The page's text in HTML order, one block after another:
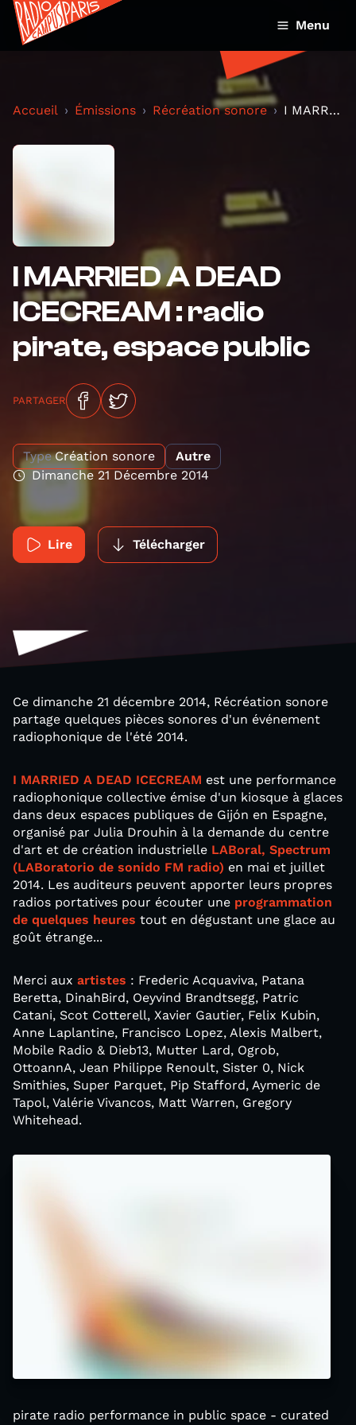
Menu
Accueil Émissions Récréation sonore I MARRIED A DEAD ICECREAM : radio pirate, espace p...
I MARRIED A DEAD
ICECREAM : radio
pirate, espace public
PARTAGER
Type Création sonore
Autre
Dimanche 21 Décembre 2014
Lire Télécharger
Ce dimanche 21 décembre 2014, Récréation sonore
partage quelques pièces sonores d'un événement
radiophonique de l'été 2014.
I MARRIED A DEAD ICECREAM est une performance
radiophonique collective émise d'un kiosque à glaces
dans deux espaces publiques de Gijón en Espagne,
organisé par Julia Drouhin à la demande du centre
d'art et de création industrielle LABoral, Spectrum
(LABoratorio de sonido FM radio) en mai et juillet
2014. Les auditeurs peuvent apporter leurs propres
radios portatives pour écouter une programmation
de quelques heures tout en dégustant une glace au
goût étrange...
Merci aux artistes : Frederic Acquaviva, Patana
Beretta, DinahBird, Oeyvind Brandtsegg, Patric
Catani, Scot Cotterell, Xavier Gautier, Felix Kubin,
Anne Laplantine, Francisco Lopez, Alexis Malbert,
Mobile Radio & Dieb13, Mutter Lard, Ogrob,
OttoannA, Jean Philippe Renoult, Sister 0, Nick
Smithies, Super Parquet, Pip Stafford, Aymeric de
Tapol, Valérie Vivancos, Matt Warren, Gregory
Whitehead.
pirate radio performance in public space - curated